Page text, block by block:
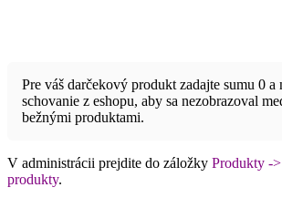
Pre váš darčekový produkt zadajte sumu 0 a
schovanie z eshopu, aby sa nezobrazoval
bežnými produktami.
V administrácii prejdite do záložky Produkty -
produkty.